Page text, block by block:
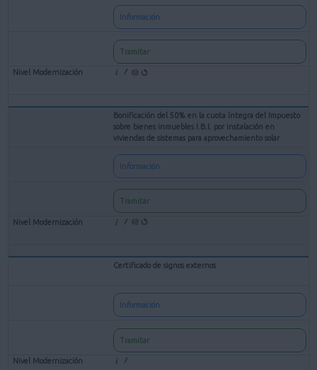
Información
Tramitar
Bonificación del 50% en la cuota íntegra del Impuesto
sobre bienes inmuebles I.B.I. por instalación en
viviendas de sistemas para aprovechamiento solar
Información
Tramitar
Certificado de signos externos
Información
Tramitar